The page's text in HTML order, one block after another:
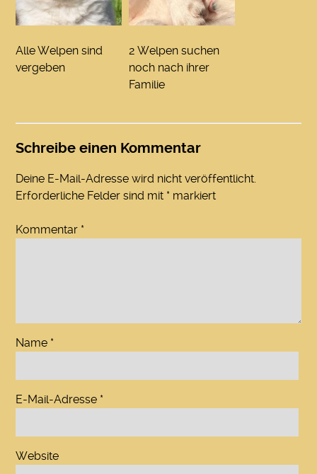
Alle Welpen sind
vergeben
2 Welpen suchen
noch nach ihrer
Familie
Schreibe einen Kommentar
Deine E-Mail-Adresse wird nicht veröffentlicht.
Erforderliche Felder sind mit * markiert
Kommentar *
Name *
E-Mail-Adresse *
Website